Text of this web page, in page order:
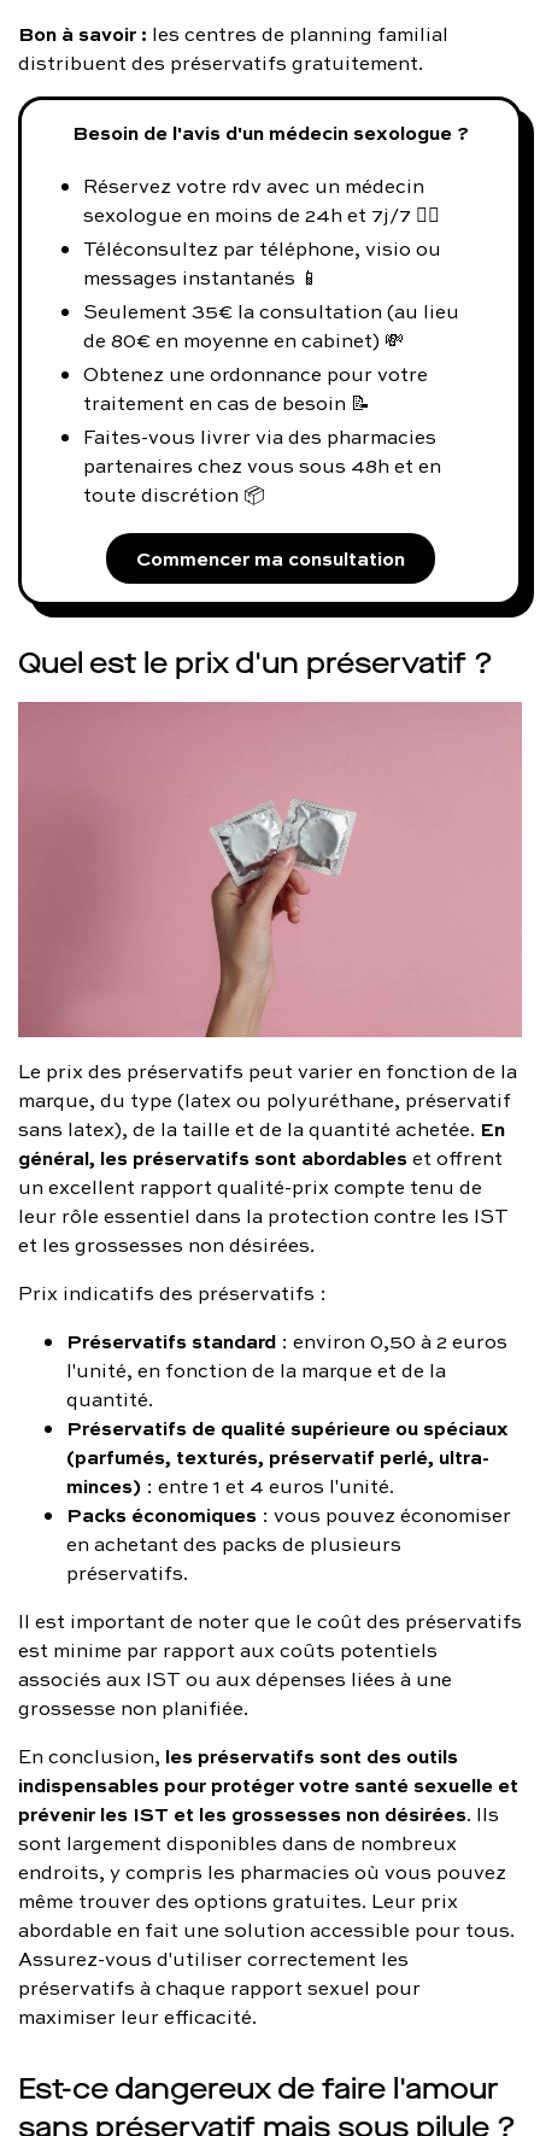
Bon à savoir : les centres de planning familial
distribuent des préservatifs gratuitement.
Besoin de l'avis d'un médecin sexologue ?
Réservez votre rdv avec un médecin
sexologue en moins de 24h et 7j/7 👨‍⚕️
Téléconsultez par téléphone, visio ou
messages instantanés 📱
Seulement 35€ la consultation (au lieu
de 80€ en moyenne en cabinet) 💸
Obtenez une ordonnance pour votre
traitement en cas de besoin 📝
Faites-vous livrer via des pharmacies
partenaires chez vous sous 48h et en
toute discrétion 📦
Commencer ma consultation
Quel est le prix d'un préservatif ?
Le prix des préservatifs peut varier en fonction de la
marque, du type (latex ou polyuréthane, préservatif
sans latex), de la taille et de la quantité achetée. En
général, les préservatifs sont abordableset offrent
un excellent rapport qualité-prix compte tenu de
leur rôle essentiel dans la protection contre les IST
et les grossesses non désirées.
Prix indicatifs des préservatifs :
Préservatifs standard : environ 0,50 à 2 euros
l'unité, en fonction de la marque et de la
quantité.
Préservatifs de qualité supérieure ou spéciaux
(parfumés, texturés, préservatif perlé, ultra-
minces) : entre 1 et 4 euros l'unité.
Packs économiques : vous pouvez économiser
en achetant des packs de plusieurs
préservatifs.
Il est important de noter que le coût des préservatifs
est minime par rapport aux coûts potentiels
associés aux IST ou aux dépenses liées à une
grossesse non planifiée.
En conclusion, les préservatifs sont des outils
indispensables pour protéger votre santé sexuelle et
prévenir les IST et les grossesses non désirées. Ils
sont largement disponibles dans de nombreux
endroits, y compris les pharmacies où vous pouvez
même trouver des options gratuites. Leur prix
abordable en fait une solution accessible pour tous.
Assurez-vous d'utiliser correctement les
préservatifs à chaque rapport sexuel pour
maximiser leur efficacité.
Est-ce dangereux de faire l'amour
sans préservatif mais sous pilule ?